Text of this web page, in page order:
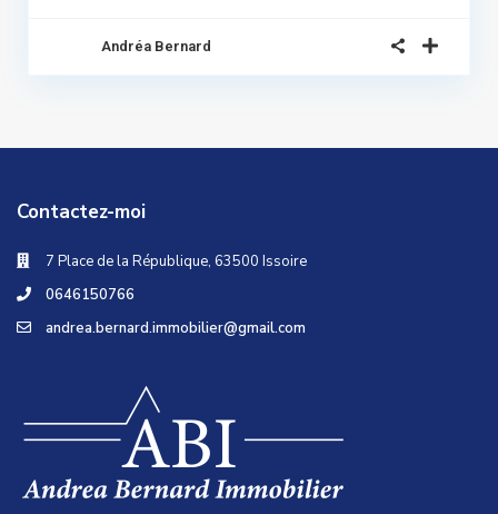
Andréa Bernard
Contactez-moi
7 Place de la République, 63500 Issoire
0646150766
andrea.bernard.immobilier@gmail.com